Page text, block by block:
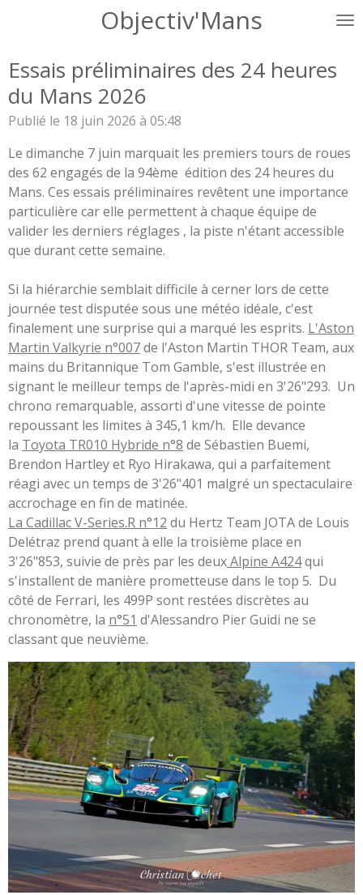
principal
Objectiv'Mans
Essais préliminaires des 24 heures
du Mans 2026
Publié le 18 juin 2026 à 05:48
Le dimanche 7 juin marquait les premiers tours de roues
des 62 engagés de la 94ème édition des 24 heures du
Mans. Ces essais préliminaires revêtent une importance
particulière car elle permettent à chaque équipe de
valider les derniers réglages , la piste n'étant accessible
que durant cette semaine.
Si la hiérarchie semblait difficile à cerner lors de cette
journée test disputée sous une météo idéale, c'est
finalement une surprise qui a marqué les esprits. L'Aston
Martin Valkyrie n°007de l'Aston Martin THOR Team, aux
mains du Britannique Tom Gamble, s'est illustrée en
signant le meilleur temps de l'après-midi en 3'26"293. Un
chrono remarquable, assorti d'une vitesse de pointe
repoussant les limites à 345,1 km/h. Elle devance
la Toyota TR010 Hybride n°8 de Sébastien Buemi,
Brendon Hartley et Ryo Hirakawa, qui a parfaitement
réagi avec un temps de 3'26"401 malgré un spectaculaire
accrochage en fin de matinée.
La Cadillac V-Series.R n°12 du Hertz Team JOTA de Louis
Delétraz prend quant à elle la troisième place en
3'26"853, suivie de près par les deuxAlpine A424qui
s'installent de manière prometteuse dans le top 5. Du
côté de Ferrari, les 499P sont restées discrètes au
chronomètre, la n°51 d'Alessandro Pier Guidi ne se
classant que neuvième.